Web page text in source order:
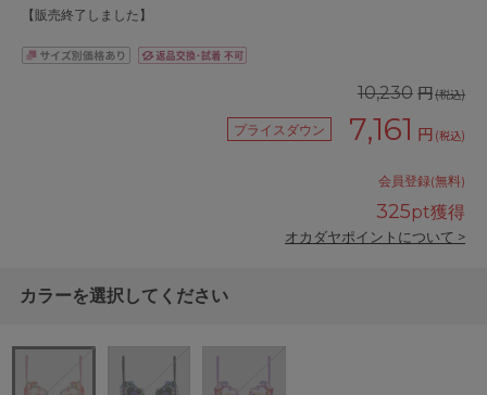
【販売終了しました】
10,230 円(税込)
プライスダウン 7,161 円 (税込)
会員登録(無料)
325pt獲得
オカダヤポイントについて >
カラーを選択してください